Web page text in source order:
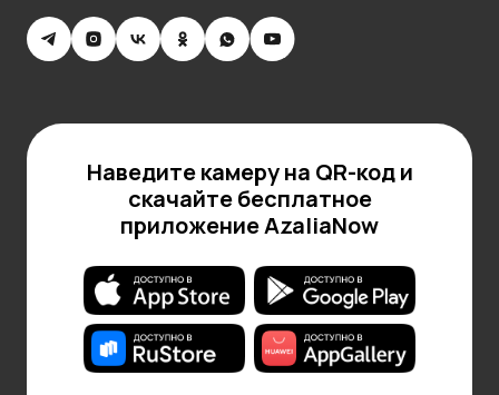
Наведите камеру на QR-код и
скачайте бесплатное
приложение AzaliaNow